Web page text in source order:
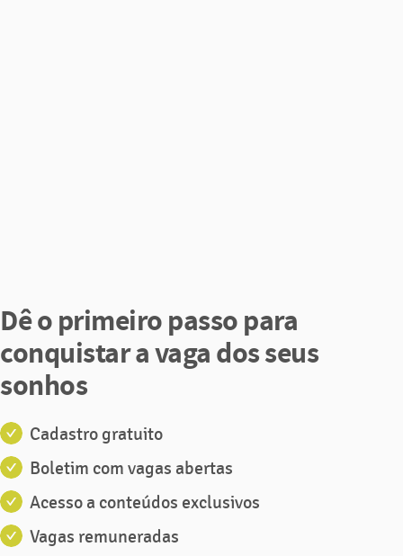
Dê o primeiro passo para
conquistar a vaga dos seus
sonhos
Cadastro gratuito
Boletim com vagas abertas
Acesso a conteúdos exclusivos
Vagas remuneradas